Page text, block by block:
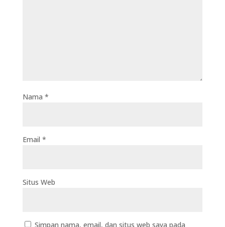
Nama *
Email *
Situs Web
Simpan nama, email, dan situs web saya pada